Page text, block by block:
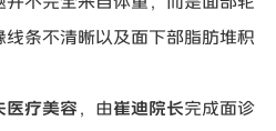
条不清晰以及面下部脂肪堆积
医疗美容 ，由崔迪院长完成面诊